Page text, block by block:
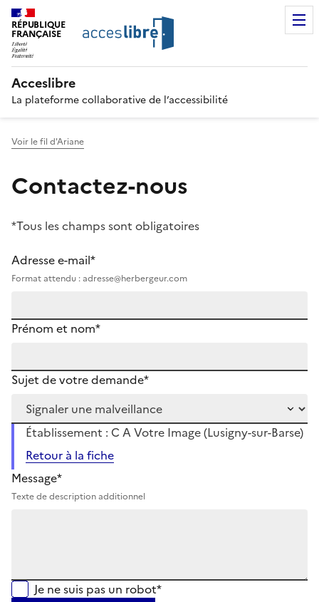
RÉPUBLIQUE
FRANÇAISE
Acceslibre
La plateforme collaborative de l’accessibilité
Voir le fil d'Ariane
Contactez-nous
*Tous les champs sont obligatoires
Adresse e-mail*
Format attendu : adresse@herbergeur.com
Prénom et nom*
Sujet de votre demande*
Établissement : C A Votre Image (Lusigny-sur-Barse)
Retour à la fiche
Message*
Texte de description additionnel
Je ne suis pas un robot*